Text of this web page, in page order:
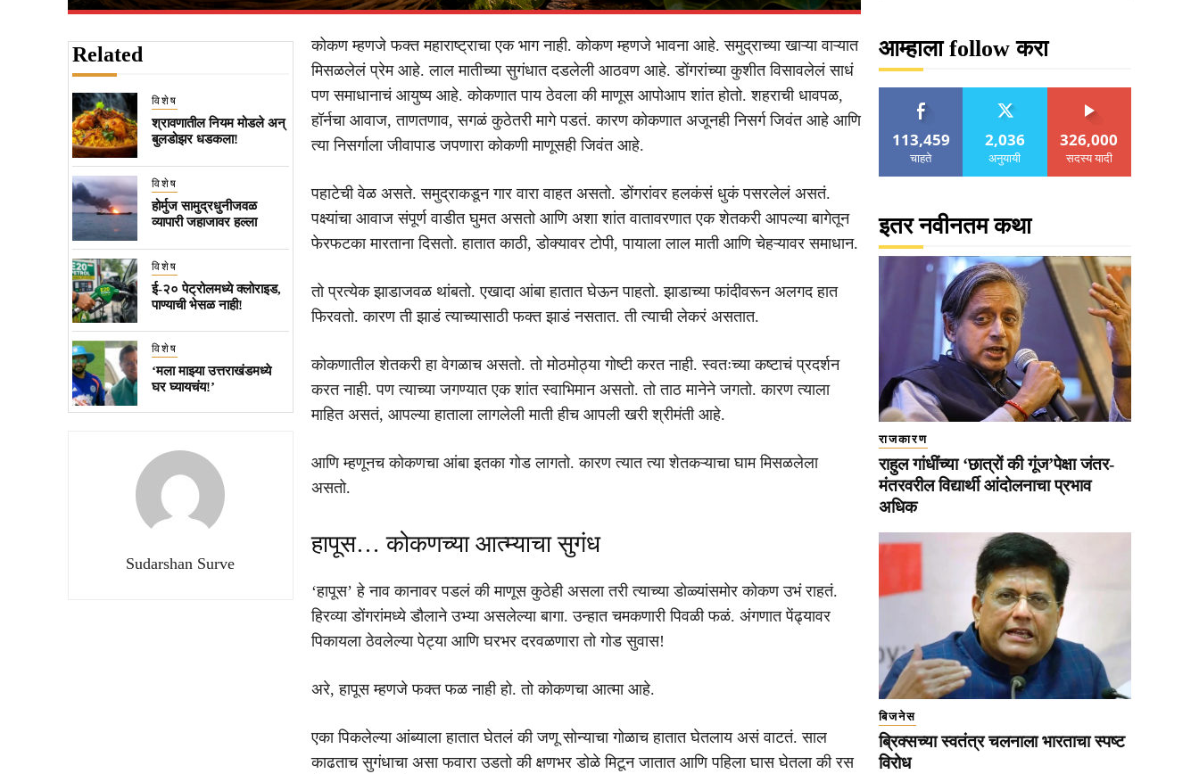
Related
विशेष
श्रावणातील नियम मोडले अन्
बुलडोझर धडकला!
विशेष
होर्मुज सामुद्रधुनीजवळ
व्यापारी जहाजावर हल्ला
विशेष
ई-२० पेट्रोलमध्ये क्लोराइड,
पाण्याची भेसळ नाही!
विशेष
‘मला माझ्या उत्तराखंडमध्ये
घर घ्यायचंय!’
Sudarshan Surve
कोकण म्हणजे फक्त महाराष्ट्राचा एक भाग नाही. कोकण म्हणजे भावना आहे. समुद्राच्या खाऱ्या वाऱ्यात
मिसळलेलं प्रेम आहे. लाल मातीच्या सुगंधात दडलेली आठवण आहे. डोंगरांच्या कुशीत विसावलेलं साधं
पण समाधानाचं आयुष्य आहे. कोकणात पाय ठेवला की माणूस आपोआप शांत होतो. शहराची धावपळ,
हॉर्नचा आवाज, ताणतणाव, सगळं कुठेतरी मागे पडतं. कारण कोकणात अजूनही निसर्ग जिवंत आहे आणि
त्या निसर्गाला जीवापाड जपणारा कोकणी माणूसही जिवंत आहे.
पहाटेची वेळ असते. समुद्राकडून गार वारा वाहत असतो. डोंगरांवर हलकंसं धुकं पसरलेलं असतं.
पक्ष्यांचा आवाज संपूर्ण वाडीत घुमत असतो आणि अशा शांत वातावरणात एक शेतकरी आपल्या बागेतून
फेरफटका मारताना दिसतो. हातात काठी, डोक्यावर टोपी, पायाला लाल माती आणि चेहऱ्यावर समाधान.
तो प्रत्येक झाडाजवळ थांबतो. एखादा आंबा हातात घेऊन पाहतो. झाडाच्या फांदीवरून अलगद हात
फिरवतो. कारण ती झाडं त्याच्यासाठी फक्त झाडं नसतात. ती त्याची लेकरं असतात.
कोकणातील शेतकरी हा वेगळाच असतो. तो मोठमोठ्या गोष्टी करत नाही. स्वतःच्या कष्टाचं प्रदर्शन
करत नाही. पण त्याच्या जगण्यात एक शांत स्वाभिमान असतो. तो ताठ मानेने जगतो. कारण त्याला
माहित असतं, आपल्या हाताला लागलेली माती हीच आपली खरी श्रीमंती आहे.
आणि म्हणूनच कोकणचा आंबा इतका गोड लागतो. कारण त्यात त्या शेतकऱ्याचा घाम मिसळलेला
असतो.
हापूस… कोकणच्या आत्म्याचा सुगंध
‘हापूस’ हे नाव कानावर पडलं की माणूस कुठेही असला तरी त्याच्या डोळ्यांसमोर कोकण उभं राहतं.
हिरव्या डोंगरांमध्ये डौलाने उभ्या असलेल्या बागा. उन्हात चमकणारी पिवळी फळं. अंगणात पेंढ्यावर
पिकायला ठेवलेल्या पेट्या आणि घरभर दरवळणारा तो गोड सुवास!
अरे, हापूस म्हणजे फक्त फळ नाही हो. तो कोकणचा आत्मा आहे.
एका पिकलेल्या आंब्याला हातात घेतलं की जणू सोन्याचा गोळाच हातात घेतलाय असं वाटतं. साल
काढताच सुगंधाचा असा फवारा उडतो की क्षणभर डोळे मिटून जातात आणि पहिला घास घेतला की रस
आम्हाला follow करा
113,459
चाहते
2,036
अनुयायी
326,000
सदस्य यादी
इतर नवीनतम कथा
राजकारण
राहुल गांधींच्या ‘छात्रों की गूंज’पेक्षा जंतर-
मंतरवरील विद्यार्थी आंदोलनाचा प्रभाव
अधिक
बिजनेस
ब्रिक्सच्या स्वतंत्र चलनाला भारताचा स्पष्ट
विरोध